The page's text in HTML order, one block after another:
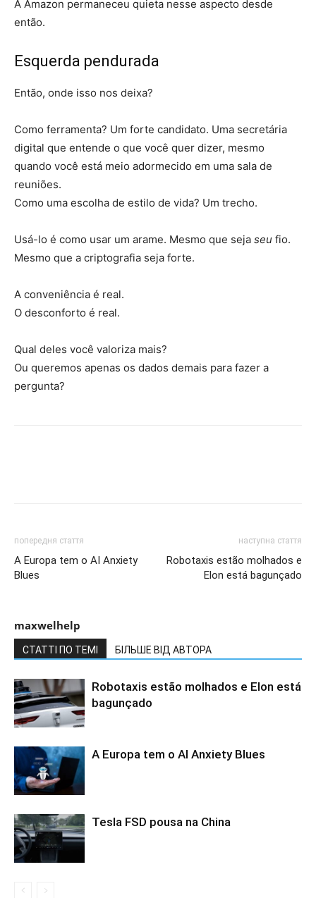
A Amazon permaneceu quieta nesse aspecto desde
então.
Esquerda pendurada
Então, onde isso nos deixa?
Como ferramenta? Um forte candidato. Uma secretária
digital que entende o que você quer dizer, mesmo
quando você está meio adormecido em uma sala de
reuniões.
Como uma escolha de estilo de vida? Um trecho.
Usá-lo é como usar um arame. Mesmo que seja seu fio.
Mesmo que a criptografia seja forte.
A conveniência é real.
O desconforto é real.
Qual deles você valoriza mais?
Ou queremos apenas os dados demais para fazer a
pergunta?
попередня стаття
A Europa tem o AI Anxiety
Blues
наступна стаття
Robotaxis estão molhados e
Elon está bagunçado
maxwelhelp
СТАТТІ ПО ТЕМІ БІЛЬШЕ ВІД АВТОРА
Robotaxis estão molhados e Elon está
bagunçado
A Europa tem o AI Anxiety Blues
Tesla FSD pousa na China